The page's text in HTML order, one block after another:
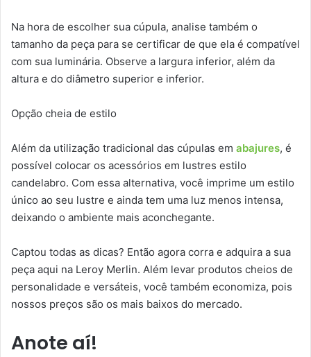
Na hora de escolher sua cúpula, analise também o
tamanho da peça para se certificar de que ela é compatível
com sua luminária. Observe a largura inferior, além da
altura e do diâmetro superior e inferior.
Opção cheia de estilo
Além da utilização tradicional das cúpulas em abajures, é
possível colocar os acessórios em lustres estilo
candelabro. Com essa alternativa, você imprime um estilo
único ao seu lustre e ainda tem uma luz menos intensa,
deixando o ambiente mais aconchegante.
Captou todas as dicas? Então agora corra e adquira a sua
peça aqui na Leroy Merlin. Além levar produtos cheios de
personalidade e versáteis, você também economiza, pois
nossos preços são os mais baixos do mercado.
Anote aí!